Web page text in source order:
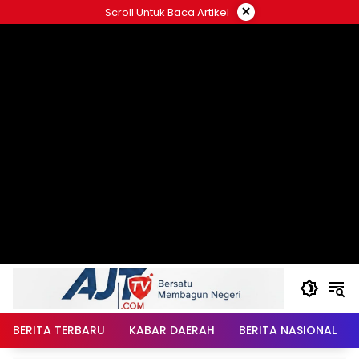
ke
Scroll Untuk Baca Artikel ×
BERITA TERBARU KABAR DAERAH BERITA NASIONAL